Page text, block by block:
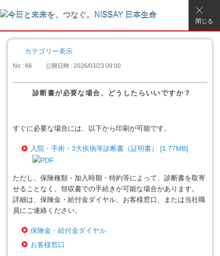
閉じる
カテゴリー表示
No : 66 公開日時 : 2026/03/23 09:00
診断書が必要な場合、どうしたらいいですか？
すぐに必要な場合には、以下から印刷が可能です。
入院・手術・3大疾病等診断書（証明書） [1.77MB]
ただし、保険種類・加入時期・特約等によって、診断書を取寄
せることなく、領収書での手続きが可能な場合があります。
詳細は、保険金・給付金ダイヤル、お客様窓口、または当社職
員にご連絡ください。
保険金・給付金ダイヤル
お客様窓口